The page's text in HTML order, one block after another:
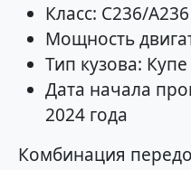
Класс: C236/A236
Мощность
Тип кузова: Купе
Дата начала
2024 года
Комбинация